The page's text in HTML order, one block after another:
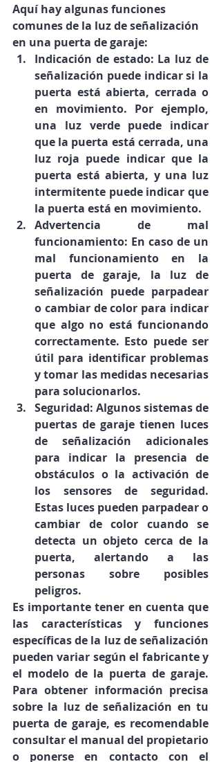
Aquí hay algunas funciones
comunes de la luz de señalización
en una puerta de garaje:
Indicación de estado: La luz de
señalización puede indicar si la
puerta está abierta, cerrada o
en movimiento. Por ejemplo,
una luz verde puede indicar
que la puerta está cerrada, una
luz roja puede indicar que la
puerta está abierta, y una luz
intermitente puede indicar que
la puerta está en movimiento.
Advertencia de mal
funcionamiento: En caso de un
mal funcionamiento en la
puerta de garaje, la luz de
señalización puede parpadear
o cambiar de color para indicar
que algo no está funcionando
correctamente. Esto puede ser
útil para identificar problemas
y tomar las medidas necesarias
para solucionarlos.
Seguridad: Algunos sistemas de
puertas de garaje tienen luces
de señalización adicionales
para indicar la presencia de
obstáculos o la activación de
los sensores de seguridad.
Estas luces pueden parpadear o
cambiar de color cuando se
detecta un objeto cerca de la
puerta, alertando a las
personas sobre posibles
peligros.
Es importante tener en cuenta que
las características y funciones
específicas de la luz de señalización
pueden variar según el fabricante y
el modelo de la puerta de garaje.
Para obtener información precisa
sobre la luz de señalización en tu
puerta de garaje, es recomendable
consultar el manual del propietario
o ponerse en contacto con el